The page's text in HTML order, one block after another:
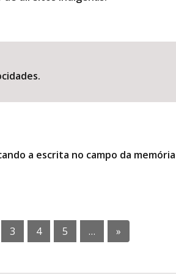
a escrita no campo da
3 4 5 … »